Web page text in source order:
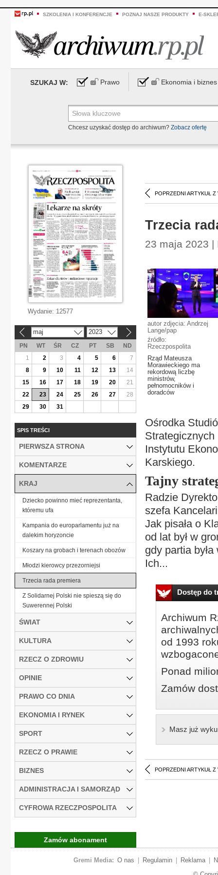
SZKOLENIA I KONFERENCJE POZNAJ NASZE PRODUKTY E-
SZUKAJ W: Prawo Ekonomia i biznes
Chcesz uzyskać dostęp do archiwum? Zobacz ofertę
POPRZEDNI ARTYKUŁ Z
Trzecia
23 maja 2023 |
autor zdjęcia: Andrzej
Lange/pap
źródło:
Rzeczpospolita
Rząd Mateusza
Morawieckiego ma
rekordową liczbę
ministrów,
pełnomocników i
doradców
Ośrodka
Instytutu
Karskiego.
Tajny
Radzie
szefa
Jak pisała o
od lat był w
gdy partia
Ich...
Dostęp do
Archiwum
od 1993
Ponad
Zamów
Masz już
POPRZEDNI ARTYKUŁ Z
Wydanie: 12577
maj 2023
PN WT ŚR CZ PT SB
ND
1
2 3 4 5 6
7
8
9 10 11 12 13
14
15
16 17 18 19 20
21
22
23 24 25 26 27
28
29
30 31
SPIS TREŚCI
PIERWSZA STRONA
KOMENTARZE
KRAJ
Dziecko powinno mieć reprezentanta,
któremu ufa
Kampania do europarlamentu już na
dalekim horyzoncie
Koszary na grobach i terenach obozów
Młodzi kierowcy przezorniejsi
Trzecia rada premiera
Z Solidarnej Polski nie spieszą się do
Suwerennej Polski
ŚWIAT
KULTURA
RZECZ O ZDROWIU
OPINIE
PRAWO CO DNIA
EKONOMIA I RYNEK
SPORT
RZECZ O PRAWIE
BIZNES
ADMINISTRACJA I SAMORZĄD
CYFROWA RZECZPOSPOLITA
Zamów abonament
Gremi Media: O nas Regulamin Reklama